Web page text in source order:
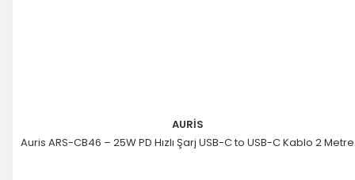
AURİS
Auris ARS-CB46 – 25W PD Hızlı Şarj USB-C to USB-C Kablo 2 Metre